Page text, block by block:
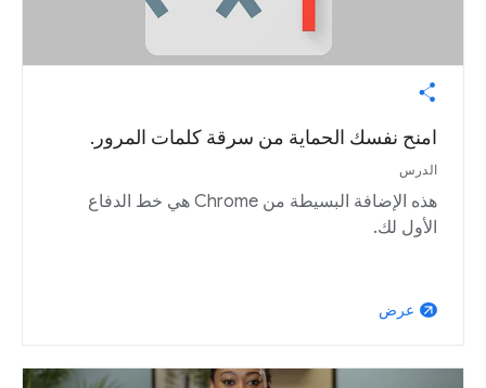
امنح نفسك الحماية من سرقة كلمات المرور.
الدرس
هذه الإضافة البسيطة من Chrome هي خط الدفاع
الأول لك.
arrow_outward عرض